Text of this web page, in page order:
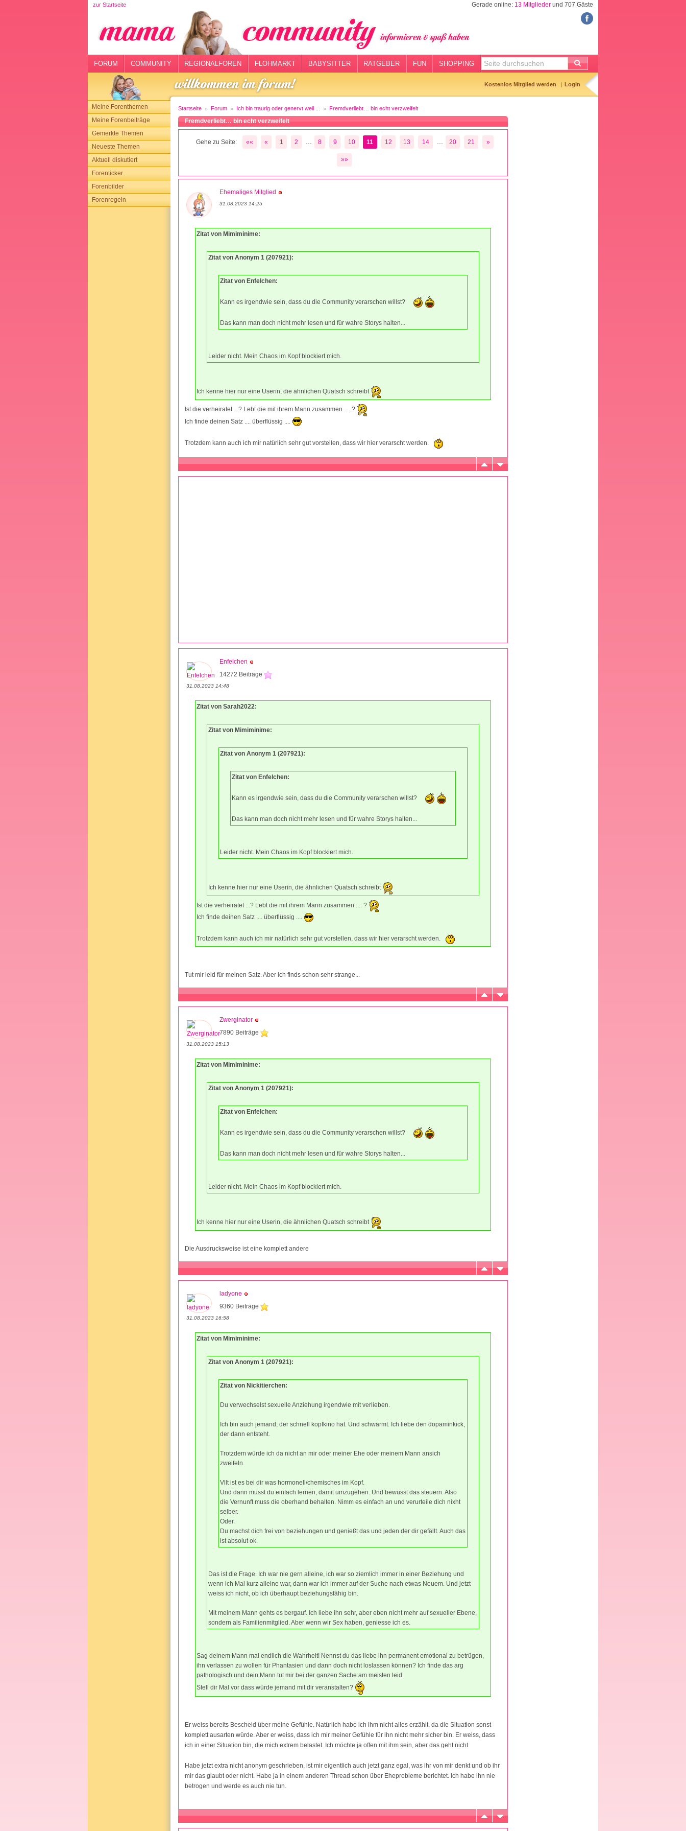
zur Startseite Gerade online: 13 Mitglieder und 707 Gäste
FORUM COMMUNITY REGIONALFOREN FLOHMARKT BABYSITTER RATGEBER FUN SHOPPING
Kostenlos Mitglied werden Login
Meine Forenthemen
Meine Forenbeiträge
Gemerkte Themen
Neueste Themen
Aktuell diskutiert
Forenticker
Forenbilder
Forenregeln
Startseite Forum Ich bin traurig oder genervt weil ... Fremdverliebt… bin echt verzweifelt
Fremdverliebt… bin echt verzweifelt
Gehe zu Seite: «« « 1 2 8 9 10 11 12 13 14 20 21 »
»»
Ehemaliges Mitglied
31.08.2023 14:25
Zitat von Mimiminime:
Zitat von Anonym 1 (207921):
Zitat von Enfelchen:
Kann es irgendwie sein, dass du die Community verarschen willst?
Das kann man doch nicht mehr lesen und für wahre Storys halten...
Leider nicht. Mein Chaos im Kopf blockiert mich.
Ich kenne hier nur eine Userin, die ähnlichen Quatsch schreibt
Ist die verheiratet ...? Lebt die mit ihrem Mann zusammen .... ?
Ich finde deinen Satz .... überflüssig ....
Trotzdem kann auch ich mir natürlich sehr gut vorstellen, dass wir hier verarscht werden.
Enfelchen
14272 Beiträge
31.08.2023 14:48
Zitat von Sarah2022:
Zitat von Mimiminime:
Zitat von Anonym 1 (207921):
Zitat von Enfelchen:
Kann es irgendwie sein, dass du die Community verarschen willst?
Das kann man doch nicht mehr lesen und für wahre Storys halten...
Leider nicht. Mein Chaos im Kopf blockiert mich.
Ich kenne hier nur eine Userin, die ähnlichen Quatsch schreibt
Ist die verheiratet ...? Lebt die mit ihrem Mann zusammen .... ?
Ich finde deinen Satz .... überflüssig ....
Trotzdem kann auch ich mir natürlich sehr gut vorstellen, dass wir hier verarscht werden.
Tut mir leid für meinen Satz. Aber ich finds schon sehr strange...
Zwerginator
7890 Beiträge
31.08.2023 15:13
Zitat von Mimiminime:
Zitat von Anonym 1 (207921):
Zitat von Enfelchen:
Kann es irgendwie sein, dass du die Community verarschen willst?
Das kann man doch nicht mehr lesen und für wahre Storys halten...
Leider nicht. Mein Chaos im Kopf blockiert mich.
Ich kenne hier nur eine Userin, die ähnlichen Quatsch schreibt
Die Ausdrucksweise ist eine komplett andere
ladyone
9360 Beiträge
31.08.2023 16:58
Zitat von Mimiminime:
Zitat von Anonym 1 (207921):
Zitat von Nickitierchen:
Du verwechselst sexuelle Anziehung irgendwie mit verlieben.
Ich bin auch jemand, der schnell kopfkino hat. Und schwärmt. Ich liebe den dopaminkick,
der dann entsteht.
Trotzdem würde ich da nicht an mir oder meiner Ehe oder meinem Mann ansich
zweifeln.
Vllt ist es bei dir was hormonell/chemisches im Kopf.
Und dann musst du einfach lernen, damit umzugehen. Und bewusst das steuern. Also
die Vernunft muss die oberhand behalten. Nimm es einfach an und verurteile dich nixht
selber.
Oder.
Du machst dich frei von beziehungen und genießt das und jeden der dir gefällt. Auch das
ist absolut ok.
Das ist die Frage. Ich war nie gern alleine, ich war so ziemlich immer in einer Beziehung und
wenn ich Mal kurz alleine war, dann war ich immer auf der Suche nach etwas Neuem. Und jetzt
weiss ich nicht, ob ich überhaupt beziehungsfähig bin.
Mit meinem Mann gehts es bergauf. Ich liebe ihn sehr, aber eben nicht mehr auf sexueller Ebene,
sondern als Familienmitglied. Aber wenn wir Sex haben, geniesse ich es.
Sag deinem Mann mal endlich die Wahrheit! Nennst du das liebe ihn permanent emotional zu betrügen,
ihn verlassen zu wollen für Phantasien und dann doch nicht loslassen können? Ich finde das arg
pathologisch und dein Mann tut mir bei der ganzen Sache am meisten leid.
Stell dir Mal vor dass würde jemand mit dir veranstalten?
Er weiss bereits Bescheid über meine Gefühle. Natürlich habe ich ihm nicht alles erzählt, da die Situation sonst
komplett ausarten würde. Aber er weiss, dass ich mir meiner Gefühle für ihn nicht mehr sicher bin. Er weiss, dass
ich in einer Situation bin, die mich extrem belastet. Ich möchte ja offen mit ihm sein, aber das geht nicht
Habe jetzt extra nicht anonym geschrieben, ist mir eigentlich auch jetzt ganz egal, was ihr von mir denkt und ob ihr
mir das glaubt oder nicht. Habe ja in einem anderen Thread schon über Eheprobleme berichtet. Ich habe ihn nie
betrogen und werde es auch nie tun.